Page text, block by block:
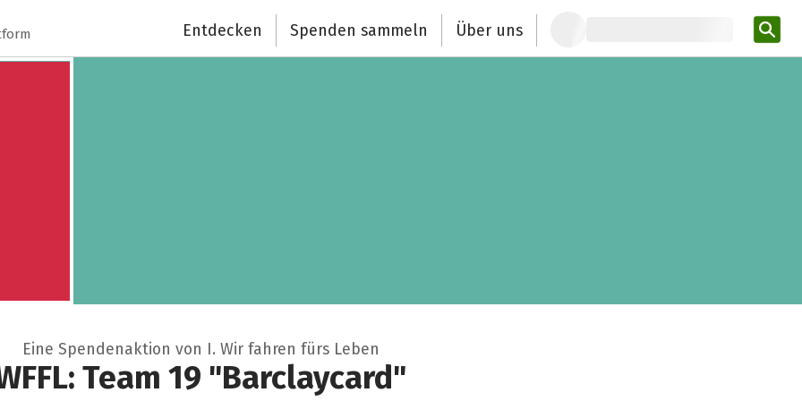
Entdecken Spenden sammeln Über uns
Eine Spendenaktion von I. Wir fahren fürs Leben
Team 19 "Barclaycard"